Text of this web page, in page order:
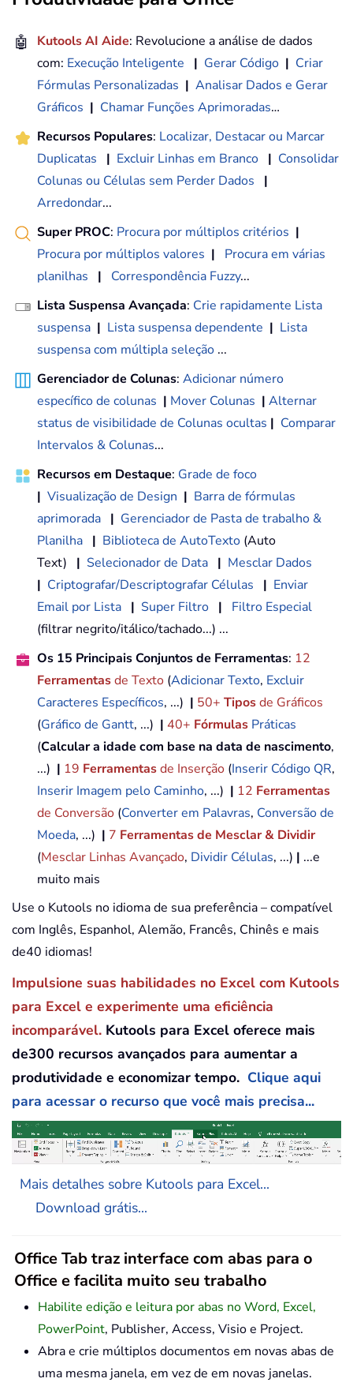
🤖 Kutools AI Aide: Revolucione a análise de dados
com: Execução Inteligente | Gerar Código | Criar
Fórmulas Personalizadas | Analisar Dados e Gerar
Gráficos | Chamar Funções Aprimoradas…
Recursos Populares: Localizar, Destacar ou Marcar
Duplicatas
| Excluir Linhas em Branco | Consolidar
Colunas ou Células sem Perder Dados
|
Arredondar...
Super PROC: Procura por múltiplos critérios |
Procura por múltiplos valores |
Procura em várias
planilhas
| Correspondência Fuzzy...
Lista Suspensa Avançada: Crie rapidamente Lista
suspensa | Lista suspensa dependente | Lista
suspensa com múltipla seleção ...
Gerenciador de Colunas: Adicionar número
específico de colunas | Mover Colunas | Alternar
status de visibilidade de Colunas ocultas | Comparar
Intervalos & Colunas...
Recursos em Destaque: Grade de foco
| Visualização de Design | Barra de fórmulas
aprimorada | Gerenciador de Pasta de trabalho &
Planilha | Biblioteca de AutoTexto (Auto
Text) | Selecionador de Data | Mesclar Dados
| Criptografar/Descriptografar Células | Enviar
Email por Lista | Super Filtro |
Filtro Especial
(filtrar negrito/itálico/tachado...) ...
Os 15 Principais Conjuntos de Ferramentas: 12
Ferramentasde Texto (Adicionar Texto, Excluir
Caracteres Específicos, ...) | 50+ Tiposde Gráficos
(Gráfico de Gantt, ...) | 40+ Fórmulas Práticas
(Calcular a idade com base na data de nascimento,
...) | 19 Ferramentasde Inserção (Inserir Código QR,
Inserir Imagem pelo Caminho, ...) | 12 Ferramentas
de Conversão (Converter em Palavras, Conversão de
Moeda, ...) | 7 Ferramentas de Mesclar & Dividir
(Mesclar Linhas Avançado, Dividir Células, ...) | ...e
muito mais
Use o Kutools no idioma de sua preferência – compatível
com Inglês, Espanhol, Alemão, Francês, Chinês e mais
de40 idiomas!
Impulsione suas habilidades no Excel com Kutools
para Excel e experimente uma eficiência
incomparável. Kutools para Excel oferece mais
de300 recursos avançados para aumentar a
produtividade e economizar tempo. Clique aqui
para acessar o recurso que você mais precisa...
Mais detalhes sobre Kutools para Excel...
Download grátis...
Office Tab traz interface com abas para o
Office e facilita muito seu trabalho
Habilite edição e leitura por abas no Word, Excel,
PowerPoint, Publisher, Access, Visio e Project.
Abra e crie múltiplos documentos em novas abas de
uma mesma janela, em vez de em novas janelas.